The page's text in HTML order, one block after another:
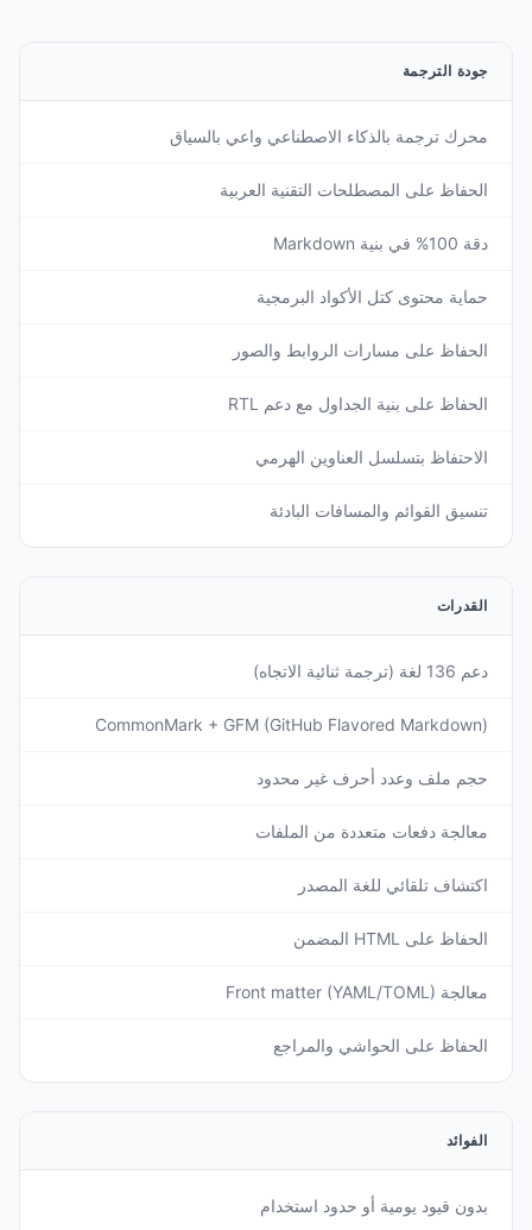
جودة الترجمة
محرك ترجمة بالذكاء الاصطناعي واعي بالسياق
الحفاظ على المصطلحات التقنية العربية
دقة 100% في بنية Markdown
حماية محتوى كتل الأكواد البرمجية
الحفاظ على مسارات الروابط والصور
الحفاظ على بنية الجداول مع دعم RTL
الاحتفاظ بتسلسل العناوين الهرمي
تنسيق القوائم والمسافات البادئة
القدرات
دعم 136 لغة (ترجمة ثنائية الاتجاه)
CommonMark + GFM (GitHub Flavored Markdown)
حجم ملف وعدد أحرف غير محدود
معالجة دفعات متعددة من الملفات
اكتشاف تلقائي للغة المصدر
الحفاظ على HTML المضمن
معالجة Front matter (YAML/TOML)
الحفاظ على الحواشي والمراجع
الفوائد
بدون قيود يومية أو حدود استخدام